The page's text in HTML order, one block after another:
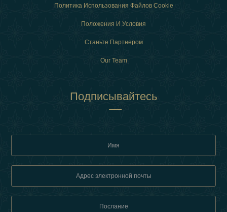
Политика Использования Файлов Cookie
Положения И Условия
Станьте Партнером
Our Team
Подписывайтесь